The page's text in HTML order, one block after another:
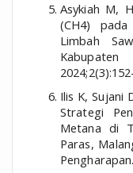
Asykiah M,
(CH4)
Limbah
Ilis K, Sujani
Strategi
Metana di
Paras,